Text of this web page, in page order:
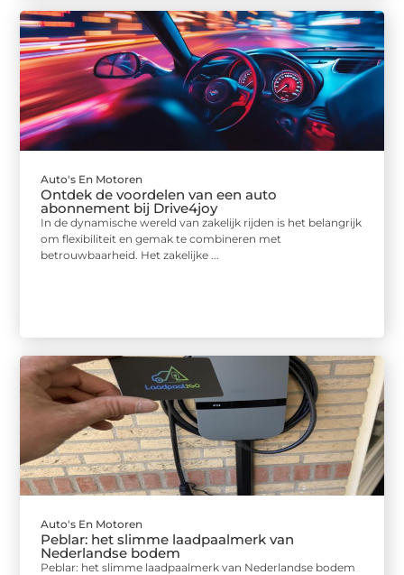
Auto's En Motoren
Ontdek de voordelen van een auto
abonnement bij Drive4joy
In de dynamische wereld van zakelijk rijden is het belangrijk
om flexibiliteit en gemak te combineren met
betrouwbaarheid. Het zakelijke ...
Auto's En Motoren
Peblar: het slimme laadpaalmerk van
Nederlandse bodem
Peblar: het slimme laadpaalmerk van Nederlandse bodem